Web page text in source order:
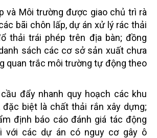
và Môi trường được giao chủ trì rà
bãi chôn lấp, dự án xử lý rác thải
thải trái phép trên địa bàn; đồng
sách các cơ sở sản xuất chưa
quan trắc môi trường tự động theo
đẩy nhanh quy hoạch các khu
biệt là chất thải rắn xây dựng;
định báo cáo đánh giá tác động
với các dự án có nguy cơ gây ô